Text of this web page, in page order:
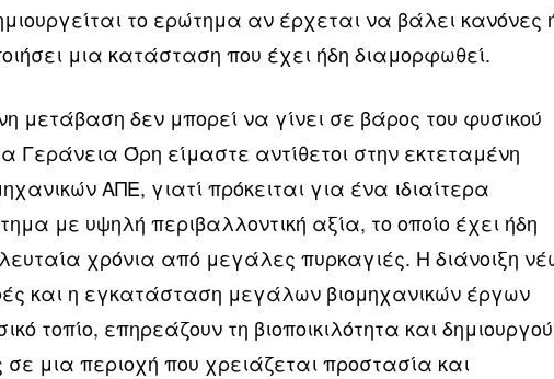
το ερώτημα αν έρχεται να βάλει κανόνες
μια κατάσταση που έχει ήδη διαμορφωθεί.
μετάβαση δεν μπορεί να γίνει σε βάρος του φυσικού
Γεράνεια Όρη είμαστε αντίθετοι στην εκτεταμένη
ΑΠΕ, γιατί πρόκειται για ένα ιδιαίτερα
με υψηλή περιβαλλοντική αξία, το οποίο έχει ήδη
χρόνια από μεγάλες πυρκαγιές. Η διάνοιξη
και η εγκατάσταση μεγάλων βιομηχανικών έργων
τοπίο, επηρεάζουν τη βιοποικιλότητα και
σε μια περιοχή που χρειάζεται προστασία και